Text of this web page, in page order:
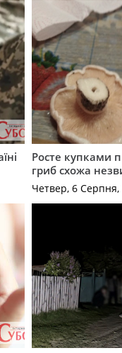
Росте купками
гриб схожа
Четвер, 6 Серпня,